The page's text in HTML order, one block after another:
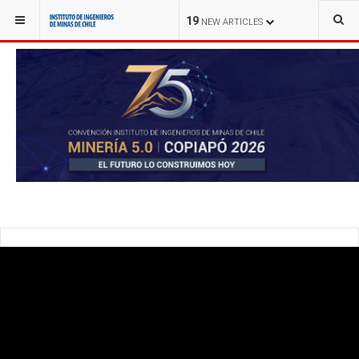
19 NEW ARTICLES
YOU ARE HERE: MULTIMEDIA VIDEOS